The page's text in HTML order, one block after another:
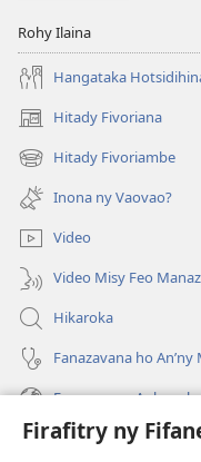
Firafitry ny
Rohy Ilaina
Hangataka
Hitady Fivoriana
(manokatra
rohy) Hitady Fivoriambe
(manokatra
rohy) Inona ny Vaovao?
Video
Video Misy Feo
Hikaroka
Fanazavana ho
Fanazavana
Fanampiana